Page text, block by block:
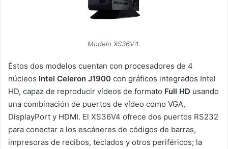
Modelo XS36V4.
Éstos dos modelos cuentan con procesadores de 4
núcleos Intel Celeron J1900 con gráficos integrados Intel
HD, capaz de reproducir vídeos de formato Full HD usando
una combinación de puertos de vídeo como VGA,
DisplayPort y HDMI. El XS36V4 ofrece dos puertos RS232
para conectar a los escáneres de códigos de barras,
impresoras de recibos, teclados y otros periféricos; la